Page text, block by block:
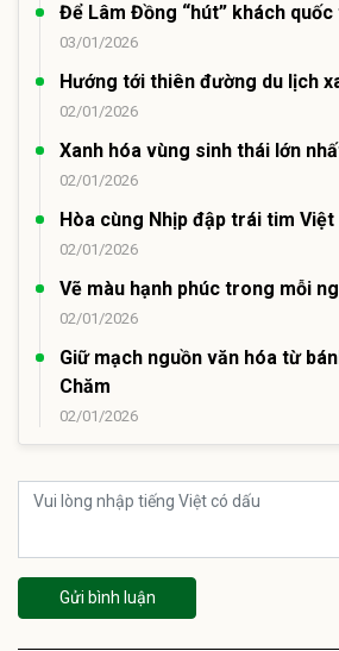
Để Lâm Đồng “hút” khách quốc
03/01/2026
Hướng tới thiên đường du lịch
02/01/2026
Xanh hóa vùng sinh thái lớn
02/01/2026
Hòa cùng Nhịp đập trái tim Việt
02/01/2026
Vẽ màu hạnh phúc trong mỗi
02/01/2026
Giữ mạch nguồn văn hóa từ
Chăm
02/01/2026
Gửi bình luận